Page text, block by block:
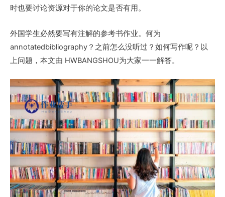
时也要讨论资源对于你的论文是否有用。
外国学生必然要写有注解的参考书作业。何为
annotatedbibliography？之前怎么没听过？如何写作呢？以
上问题，本文由 HWBANGSHOU为大家一一解答。